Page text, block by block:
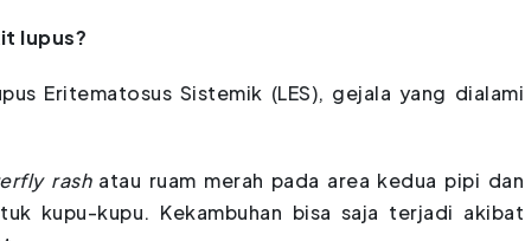
lupus?
Eritematosus Sistemik (LES), gejala yang dialami
rash atau ruam merah pada area kedua pipi dan
kupu-kupu. Kekambuhan bisa saja terjadi akibat